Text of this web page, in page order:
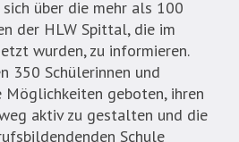
über die mehr als 100
der HLW Spittal, die im
wurden, zu informieren.
350 Schülerinnen und
geboten, ihren
aktiv zu gestalten und die
Schule